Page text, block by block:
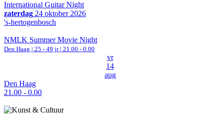
International Guitar Night
zaterdag 24 oktober 2026
's-hertogenbosch
NMLK Summer Movie Night
Den Haag | 25 - 49 jr | 21.00 - 0.00
vr
14
aug
Den Haag
21.00 - 0.00